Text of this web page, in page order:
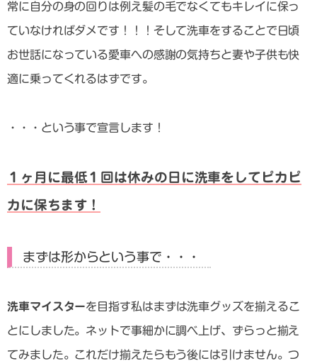
常に自分の身の回りは例え髪の毛でなくてもキレイに保っ
ていなければダメです！！！そして洗車をすることで日頃
お世話になっている愛車への感謝の気持ちと妻や子供も快
適に乗ってくれるはずです。
・・・という事で宣言します！
１ヶ月に最低１回は休みの日に洗車をしてピカピ
カに保ちます！
まずは形からという事で・・・
洗車マイスターを目指す私はまずは洗車グッズを揃えるこ
とにしました。ネットで事細かに調べ上げ、ずらっと揃え
てみました。これだけ揃えたらもう後には引けません。つ